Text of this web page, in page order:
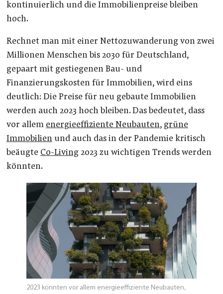
kontinuierlich und die Immobilienpreise bleiben
hoch.
Rechnet man mit einer Nettozuwanderung von zwei
Millionen Menschen bis 2030 für Deutschland,
gepaart mit gestiegenen Bau- und
Finanzierungskosten für Immobilien, wird eins
deutlich: Die Preise für neu gebaute Immobilien
werden auch 2023 hoch bleiben. Das bedeutet, dass
vor allem energieeffiziente Neubauten, grüne
Immobilienund auch das in der Pandemie kritisch
beäugte Co-Living2023 zu wichtigen Trends werden
könnten.
2023 könnten vor allem energieeffiziente Neubauten,